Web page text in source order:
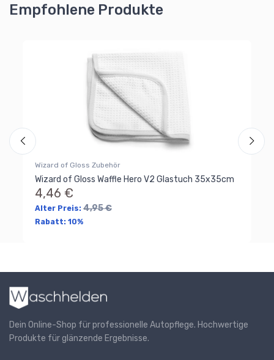
Empfohlene Produkte
Wizard of Gloss Zubehör
Wizard of Gloss Waffle Hero V2 Glastuch 35x35cm
4,46 €
Alter Preis: 4,95 €
Rabatt: 10%
Dein Online-Shop für professionelle Autopflege. Hochwertige
Produkte für glänzende Ergebnisse.